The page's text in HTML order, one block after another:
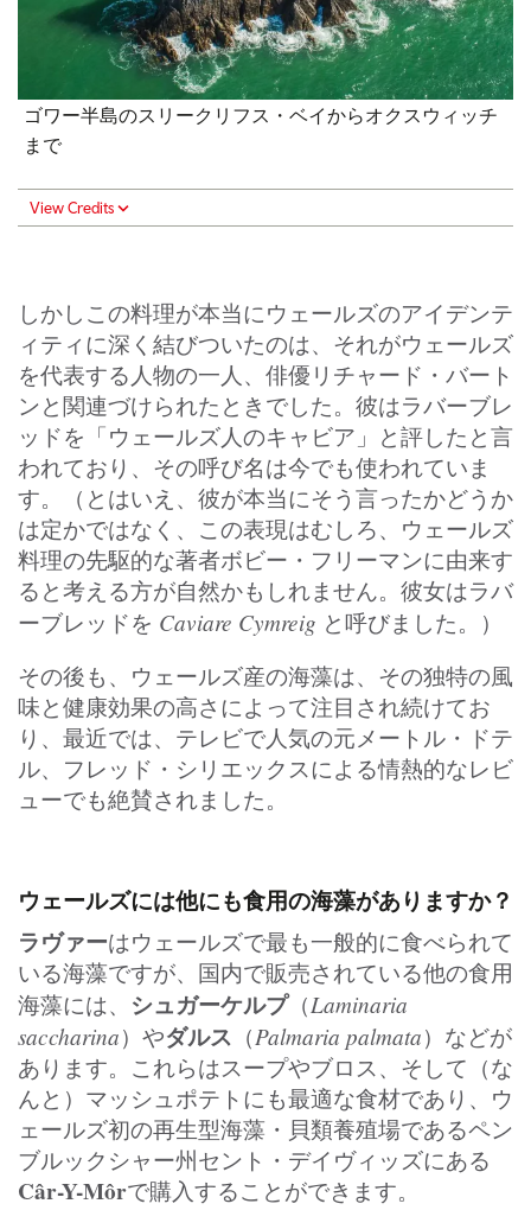
ゴワー半島のスリークリフス・ベイからオクスウィッチ
まで
View Credits
しかしこの料理が本当にウェールズのアイデンテ
ィティに深く結びついたのは、それがウェールズ
を代表する人物の一人、俳優リチャード・バート
ンと関連づけられたときでした。彼はラバーブレ
ッドを「ウェールズ人のキャビア」と評したと言
われており、その呼び名は今でも使われていま
す。（とはいえ、彼が本当にそう言ったかどうか
は定かではなく、この表現はむしろ、ウェールズ
料理の先駆的な著者ボビー・フリーマンに由来す
ると考える方が自然かもしれません。彼女はラバ
ーブレッドを Caviare Cymreig と呼びました。）
その後も、ウェールズ産の海藻は、その独特の風
味と健康効果の高さによって注目され続けてお
り、最近では、テレビで人気の元メートル・ドテ
ル、フレッド・シリエックスによる情熱的なレビ
ューでも絶賛されました。
ウェールズには他にも食用の海藻がありますか？
ラヴァーはウェールズで最も一般的に食べられて
いる海藻ですが、国内で販売されている他の食用
海藻には、 シュガーケルプ（Laminaria
saccharina）やダルス （Palmaria palmata）などが
あります。これらはスープやブロス、そして（な
んと）マッシュポテトにも最適な食材であり、ウ
ェールズ初の再生型海藻・貝類養殖場であるペン
ブルックシャー州セント・デイヴィッズにある
Câr-Y-Môrで購入することができます。